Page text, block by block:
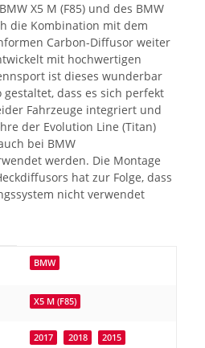
X5 M (F85) und des BMW
die Kombination mit dem
Carbon-Diffusor weiter
mit hochwertigen
ist dieses wunderbar
dass es sich perfekt
Fahrzeuge integriert und
der Evolution Line (Titan)
bei BMW
werden. Die Montage
hat zur Folge, dass
nicht verwendet
BMW
X5 M (F85)
2017 2018 2015